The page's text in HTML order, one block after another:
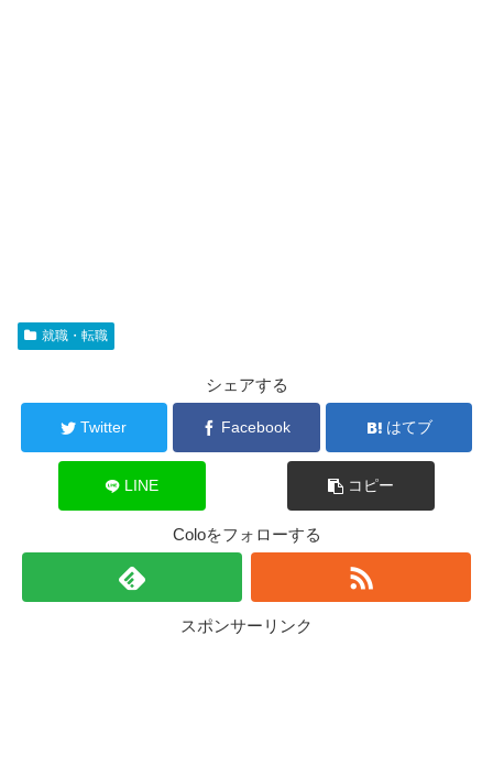
就職・転職
シェアする
Twitter Facebook はてブ
LINE コピー
Coloをフォローする
スポンサーリンク